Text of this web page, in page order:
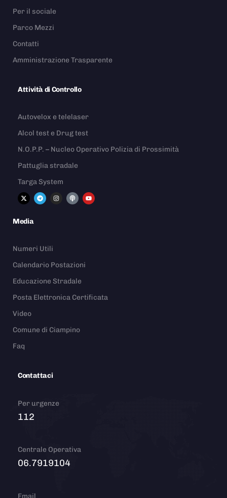
Per il sociale
Parco Mezzi
Contatti
Amministrazione Trasparente
Attività di Controllo
Autovelox e telelaser
Alcol test e Drug test
N.O.P.P. – Nucleo Operativo Polizia di Prossimità
Pattuglia stradale
Targa System
Media
Numeri Utili
Calendario Postazioni
Educazione Stradale
Posta Elettronica Certificata
Video
Comune di Ciampino
Faq
Contattaci
Per urgenze
112
Centrale Operativa
06.7919104
Email